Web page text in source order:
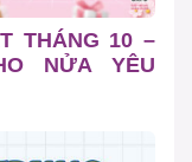
THÁNG 10 –
NỬA YÊU